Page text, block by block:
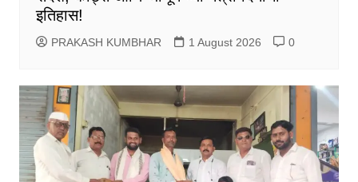
इतिहास!
PRAKASH KUMBHAR 1 August 2026 0